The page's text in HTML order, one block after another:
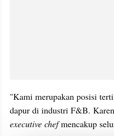
"Kami merupakan posisi
executive chef mencakup